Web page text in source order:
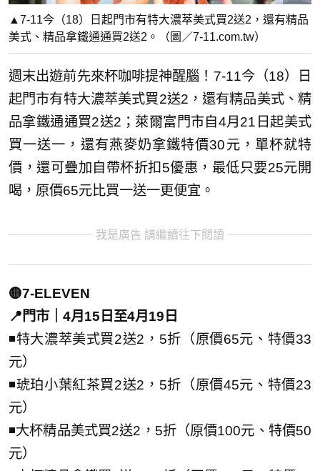
▲7-11今（18）日起門市有特大濃萃美式買2送2，還有精品
美式、精品拿鐵通通買2送2。（圖／7-11.com.tw）
週末出遊前先來杯咖啡提神醒腦！7-11今（18）日
起門市有特大濃萃美式買2送2，還有精品美式、精
品拿鐵通通買2送2；萊爾富門市自4月21日起美式
買一送一，還有燕麥奶拿鐵特價30元，單杯就特
價，還可疊加自帶杯折扣5優惠，最低只要25元開
喝，原價65元比買一送一更便宜。
我是廣告 請繼續往下閱讀
🟡7-ELEVEN
📍門市｜4月15日至4月19日
◾特大濃萃美式買2送2，5折（原價65元、特價33
元）
◾琥珀小葉紅茶買2送2，5折（原價45元、特價23
元）
◾大杯精品美式買2送2，5折（原價100元、特價50
元）